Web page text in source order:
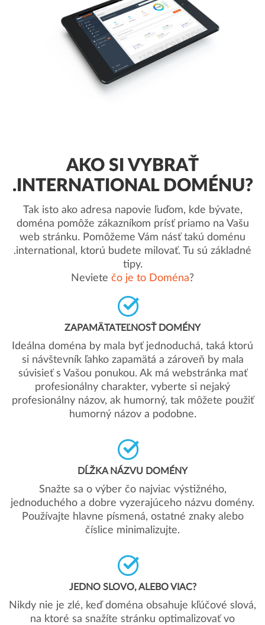
AKO SI VYBRAŤ
.INTERNATIONAL DOMÉNU?
Tak isto ako adresa napovie ľuďom, kde bývate,
doména pomôže zákazníkom prísť priamo na Vašu
web stránku. Pomôžeme Vám násť takú doménu
.international, ktorú budete milovať. Tu sú základné
tipy.
Neviete čo je to Doména?
ZAPAMÄTATEĽNOSŤ DOMÉNY
Ideálna doména by mala byť jednoduchá, taká ktorú
si návštevník ľahko zapamätá a zároveň by mala
súvisieť s Vašou ponukou. Ak má webstránka mať
profesionálny charakter, vyberte si nejaký
profesionálny názov, ak humorný, tak môžete použiť
humorný názov a podobne.
DĹŽKA NÁZVU DOMÉNY
Snažte sa o výber čo najviac výstižného,
jednoduchého a dobre vyzerajúceho názvu domény.
Používajte hlavne písmená, ostatné znaky alebo
číslice minimalizujte.
JEDNO SLOVO, ALEBO VIAC?
Nikdy nie je zlé, keď doména obsahuje kľúčové slová,
na ktoré sa snažíte stránku optimalizovať vo